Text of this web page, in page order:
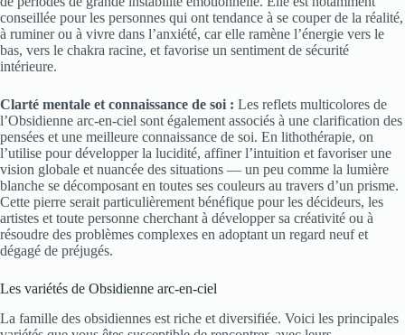
conseillée pour les personnes qui ont tendance à se couper de la réalité,
à ruminer ou à vivre dans l’anxiété, car elle ramène l’énergie vers le
bas, vers le chakra racine, et favorise un sentiment de sécurité
intérieure.
Clarté mentale et connaissance de soi : Les reflets multicolores de
l’Obsidienne arc-en-ciel sont également associés à une clarification des
pensées et une meilleure connaissance de soi. En lithothérapie, on
l’utilise pour développer la lucidité, affiner l’intuition et favoriser une
vision globale et nuancée des situations — un peu comme la lumière
blanche se décomposant en toutes ses couleurs au travers d’un prisme.
Cette pierre serait particulièrement bénéfique pour les décideurs, les
artistes et toute personne cherchant à développer sa créativité ou à
résoudre des problèmes complexes en adoptant un regard neuf et
dégagé de préjugés.
Les variétés de Obsidienne arc-en-ciel
La famille des obsidiennes est riche et diversifiée. Voici les principales